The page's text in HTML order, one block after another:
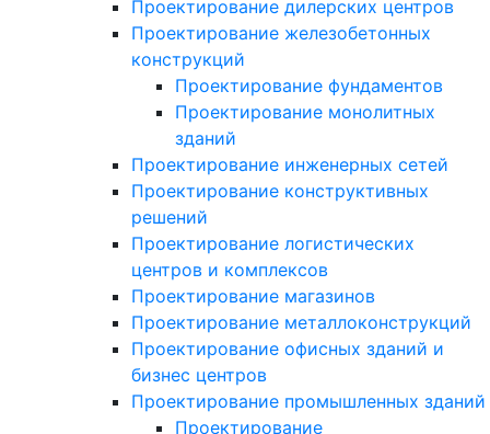
Проектирование дилерских центров
Проектирование железобетонных
конструкций
Проектирование фундаментов
Проектирование монолитных
зданий
Проектирование инженерных сетей
Проектирование конструктивных
решений
Проектирование логистических
центров и комплексов
Проектирование магазинов
Проектирование металлоконструкций
Проектирование офисных зданий и
бизнес центров
Проектирование промышленных зданий
Проектирование